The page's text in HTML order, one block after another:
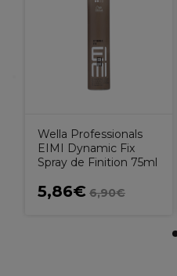
Wella Professionals
EIMI Dynamic Fix
Spray de Finition 75ml
5,86€ 6,90€